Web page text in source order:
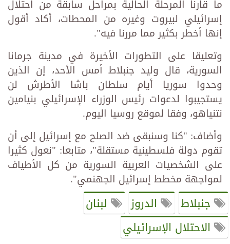
ما قارنا المرحلة الحالية بمراحل سابقة من احتلال
إسرائيلي لبيروت وغيره من المحطات، أكاد أقول
إنها أخطر بكثير مما مررنا فيه".
وتعليقا على التطورات الأخيرة في مدينة جرمانا
السورية، قال وليد جنبلاط أمس الأحد، إن الذين
وحدوا سوريا أيام سلطان باشا الأطرش لن
يستجيبوا لدعوات رئيس الوزراء الإسرائيلي بنيامين
نتنياهو، وفقا لموقع روسيا اليوم.
وأضاف: "كنا وسنبقى ضد الصلح مع إسرائيل إلى أن
تقوم دولة فلسطينية مستقلة"، متابعا: "نعول كثيرا
على الشخصيات العربية السورية من كل الأطياف
لمواجهة مخطط إسرائيل الجهنمي".
جنبلاط الدروز
لبنان
الاحتلال الإسرائيلي